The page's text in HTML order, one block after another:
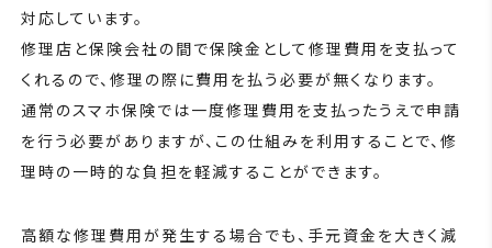
対応しています。
修理店と保険会社の間で保険金として修理費用を支払って
くれるので、修理の際に費用を払う必要が無くなります。
通常のスマホ保険では一度修理費用を支払ったうえで申請
を行う必要がありますが、この仕組みを利用することで、修
理時の一時的な負担を軽減することができます。
高額な修理費用が発生する場合でも、手元資金を大きく減